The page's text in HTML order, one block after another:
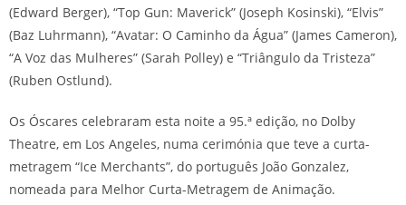
(Edward Berger), “Top Gun: Maverick” (Joseph Kosinski), “Elvis”
(Baz Luhrmann), “Avatar: O Caminho da Água” (James Cameron),
“A Voz das Mulheres” (Sarah Polley) e “Triângulo da Tristeza”
(Ruben Ostlund).
Os Óscares celebraram esta noite a 95.ª edição, no Dolby
Theatre, em Los Angeles, numa cerimónia que teve a curta-
metragem “Ice Merchants”, do português João Gonzalez,
nomeada para Melhor Curta-Metragem de Animação.